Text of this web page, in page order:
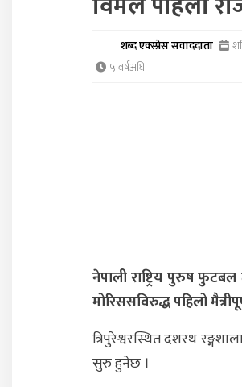
शब्द एक्स्प्रेस संवाददाता
५ वर्षअघि
नेपाली राष्ट्रिय पुरुष
मोरिससविरुद्ध पहिलो
त्रिपुरेश्वरस्थित दशरथ
सुरु हुनेछ ।